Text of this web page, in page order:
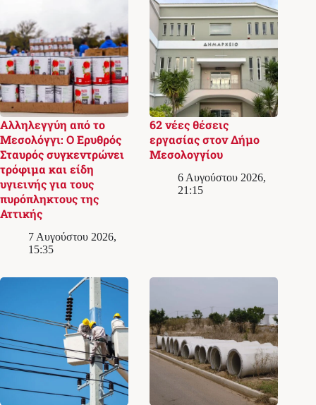
Αλληλεγγύη από το
Μεσολόγγι: Ο Ερυθρός
Σταυρός συγκεντρώνει
τρόφιμα και είδη
υγιεινής για τους
πυρόπληκτους της
Αττικής
7 Αυγούστου 2026,
15:35
62 νέες θέσεις
εργασίας στον Δήμο
Μεσολογγίου
6 Αυγούστου 2026,
21:15